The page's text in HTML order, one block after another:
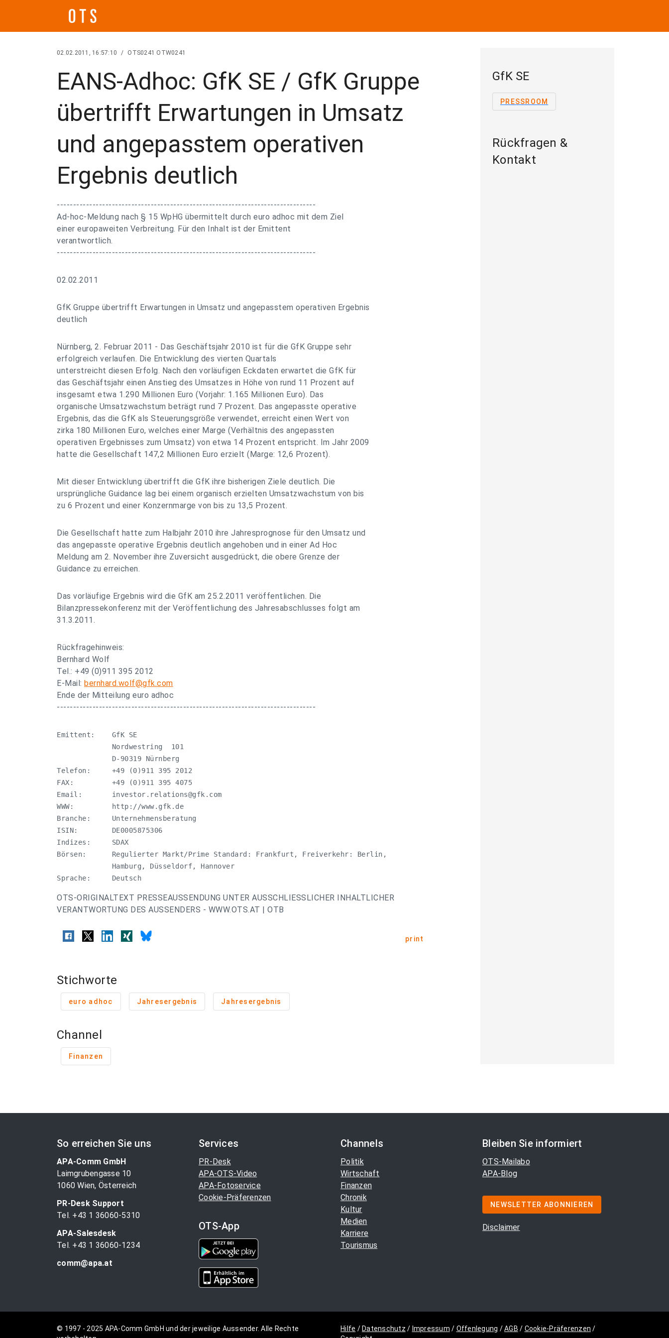
02.02.2011, 16:57:10 / OTS0241 OTW0241
EANS-Adhoc: GfK SE / GfK Gruppe
übertrifft Erwartungen in Umsatz
und angepasstem operativen
Ergebnis deutlich
--------------------------------------------------------------------------------
Ad-hoc-Meldung nach § 15 WpHG übermittelt durch euro adhoc mit dem Ziel
einer europaweiten Verbreitung. Für den Inhalt ist der Emittent
verantwortlich.
--------------------------------------------------------------------------------
02.02.2011
GfK Gruppe übertrifft Erwartungen in Umsatz und angepasstem operativen Ergebnis
deutlich
Nürnberg, 2. Februar 2011 - Das Geschäftsjahr 2010 ist für die GfK Gruppe sehr
erfolgreich verlaufen. Die Entwicklung des vierten Quartals
unterstreicht diesen Erfolg. Nach den vorläufigen Eckdaten erwartet die GfK für
das Geschäftsjahr einen Anstieg des Umsatzes in Höhe von rund 11 Prozent auf
insgesamt etwa 1.290 Millionen Euro (Vorjahr: 1.165 Millionen Euro). Das
organische Umsatzwachstum beträgt rund 7 Prozent. Das angepasste operative
Ergebnis, das die GfK als Steuerungsgröße verwendet, erreicht einen Wert von
zirka 180 Millionen Euro, welches einer Marge (Verhältnis des angepassten
operativen Ergebnisses zum Umsatz) von etwa 14 Prozent entspricht. Im Jahr 2009
hatte die Gesellschaft 147,2 Millionen Euro erzielt (Marge: 12,6 Prozent).
Mit dieser Entwicklung übertrifft die GfK ihre bisherigen Ziele deutlich. Die
ursprüngliche Guidance lag bei einem organisch erzielten Umsatzwachstum von bis
zu 6 Prozent und einer Konzernmarge von bis zu 13,5 Prozent.
Die Gesellschaft hatte zum Halbjahr 2010 ihre Jahresprognose für den Umsatz und
das angepasste operative Ergebnis deutlich angehoben und in einer Ad Hoc
Meldung am 2. November ihre Zuversicht ausgedrückt, die obere Grenze der
Guidance zu erreichen.
Das vorläufige Ergebnis wird die GfK am 25.2.2011 veröffentlichen. Die
Bilanzpressekonferenz mit der Veröffentlichung des Jahresabschlusses folgt am
31.3.2011.
Rückfragehinweis:
Bernhard Wolf
Tel.: +49 (0)911 395 2012
E-Mail: bernhard.wolf@gfk.com
Ende der Mitteilung euro adhoc
--------------------------------------------------------------------------------
Emittent:    GfK SE
             Nordwestring  101
             D-90319 Nürnberg
Telefon:     +49 (0)911 395 2012
FAX:         +49 (0)911 395 4075
Email: investor.relations@gfk.com
WWW:         http://www.gfk.de
Branche:     Unternehmensberatung
ISIN:        DE0005875306
Indizes:     SDAX
Börsen:      Regulierter Markt/Prime Standard: Frankfurt, Freiverkehr: Berlin,
             Hamburg, Düsseldorf, Hannover
Sprache:     Deutsch
OTS-ORIGINALTEXT PRESSEAUSSENDUNG UNTER AUSSCHLIESSLICHER INHALTLICHER
VERANTWORTUNG DES AUSSENDERS - WWW.OTS.AT | OTB
print
Stichworte
euro adhoc Jahresergebnis Jahresergebnis
Channel
Finanzen
GfK SE
PRESSROOM
Rückfragen &
Kontakt
So erreichen Sie uns
APA-Comm GmbH
Laimgrubengasse 10
1060 Wien, Österreich
PR-Desk Support
Tel. +43 1 36060-5310
APA-Salesdesk
Tel. +43 1 36060-1234
comm@apa.at
Services
PR-Desk
APA-OTS-Video
APA-Fotoservice
Cookie-Präferenzen
OTS-App
Channels
Politik
Wirtschaft
Finanzen
Chronik
Kultur
Medien
Karriere
Tourismus
Bleiben Sie informiert
OTS-Mailabo
APA-Blog
NEWSLETTER ABONNIEREN
Disclaimer
© 1997 - 2025 APA-Comm GmbH und der jeweilige Aussender. Alle Rechte
Hilfe / Datenschutz / Impressum / Offenlegung /AGB / Cookie-Präferenzen /